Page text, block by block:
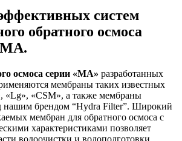
систем
обратного осмоса
осмоса серии «МА» разработанных
мембраны таких известных
«Lg», «CSM», а также мембраны
нашим брендом “Hydra Filter”. Широкий
мембран для обратного осмоса с
характеристиками позволяет
водоочистки и водоподготовки.